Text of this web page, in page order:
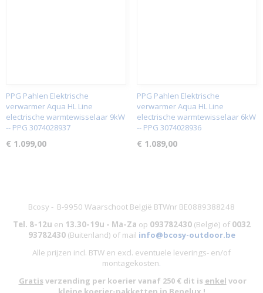
PPG Pahlen Elektrische
verwarmer Aqua HL Line
electrische warmtewisselaar 9kW
-- PPG 3074028937
€ 1.099,00
PPG Pahlen Elektrische
verwarmer Aqua HL Line
electrische warmtewisselaar 6kW
-- PPG 3074028936
€ 1.089,00
Bcosy - B-9950 Waarschoot België BTWnr BE0889388248
Tel. 8-12u en 13.30-19u - Ma-Za op 093782430(België) of 0032
93782430(Buitenland) of mail info@bcosy-outdoor.be
Alle prijzen incl. BTW en excl. eventuele leverings- en/of
montagekosten.
Gratis verzending per koerier vanaf 250 € dit is enkel voor